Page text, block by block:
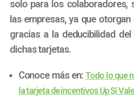
solo para los colaboradores,
las empresas, ya que
gracias a la deducibilidad
dichas tarjetas.
Conoce más en: Todo lo que
la tarjeta de incentivos Up Sí